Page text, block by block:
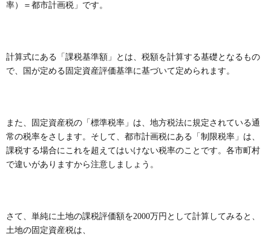
率）＝都市計画税」です。
計算式にある「課税基準額」とは、税額を計算する基礎となるもの
で、国が定める固定資産評価基準に基づいて定められます。
また、固定資産税の「標準税率」は、地方税法に規定されている通
常の税率をさします。そして、都市計画税にある「制限税率」は、
課税する場合にこれを超えてはいけない税率のことです。各市町村
で違いがありますから注意しましょう。
さて、単純に土地の課税評価額を2000万円として計算してみると、
土地の固定資産税は、